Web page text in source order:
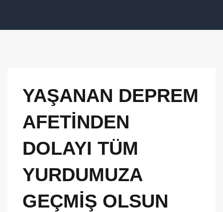
YAŞANAN DEPREM
AFETİNDEN
DOLAYI TÜM
YURDUMUZA
GEÇMİŞ OLSUN